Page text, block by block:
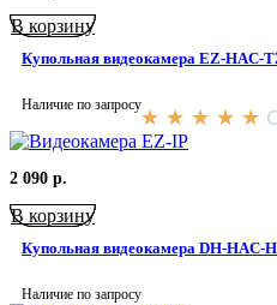
В корзину
Купольная видеокамера EZ-HAC-
Наличие по запросу
★ ★ ★ ★ ★
2 090 р.
В корзину
Купольная видеокамера DH-HAC-
Наличие по запросу